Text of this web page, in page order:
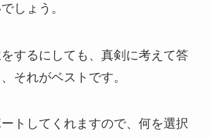
しょう。
するにしても、真剣に考えて答
それがベストです。
トしてくれますので、何を選択